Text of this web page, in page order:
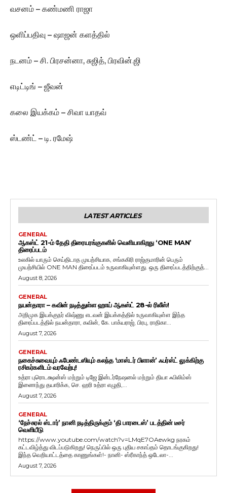
வசனம் – கண்மணி ராஜா
ஒளிப்பதிவு – ஷாஜன் களத்தில்
நடனம் – சி. பிரசன்னா, சுஜித், பிரவின்.ஜி
எடிட்டிங் – ஜீவன்
கலை இயக்கம் – சிவா யாதவ்
ஸ்டண்ட் – டி. ரமேஷ்
LATEST ARTICLES
GENERAL
ஆகஸ்ட் 21-ம் தேதி திரையரங்குகளில் வெளியாகிறது ‘ONE MAN’
திரைப்படம்
உலகில் யாரும் செய்திடாத முயற்சியாக, சங்ககிரி ராஜ்குமாரின் பெரும்
முயற்சியில் ONE MAN திரைப்படம் உருவாகியுள்ளது. ஒரு திரைப்படத்திற்குத்...
August 8, 2026
GENERAL
நயன்தாரா – கவின் நடித்துள்ள ஹாய் ஆகஸ்ட் 28-ல் ரிலீஸ்!
அறிமுக இயக்குநர் விஷ்ணு எடவன் இயக்கத்தில் உருவாகியுள்ள இந்த
திரைப்படத்தில் நயன்தாரா, கவின், கே. பாக்யராஜ், பிரபு, ராதிகா...
August 7, 2026
GENERAL
நகைச்சுவையும் ஃபேண்டஸியும் கலந்த ‘மாஸ்டர் பிளான்’ ஃபர்ஸ்ட் லுக்கிற்கு
ரசிகர்களிடம் வரவேற்பு!
உத்ரா புரொடக்ஷன்ஸ் மற்றும் டிஜே இன்டர்நேஷனல் மற்றும் தியா ஃபிலிம்ஸ்
இணைந்து தயாரிக்க, செ. ஹரி உத்ரா எழுதி,...
August 7, 2026
GENERAL
‘நேச்சுரல் ஸ்டார்’ நானி நடித்திருக்கும் ‘தி பாரடைஸ்’ படத்தின் டீசர்
வெளியீடு
https://www.youtube.com/watch?v=LMqE7OAewkg நரகம்
கட்டவிழ்த்து விடப்படுகிறது! நெருப்பில் ஒரு புதிய சகாப்தம் தொடங்குகிறது!
இந்த வெறியாட்டத்தை காணுங்கள்!- நானி- ஸ்ரீகாந்த் ஒடேலா-...
August 7, 2026